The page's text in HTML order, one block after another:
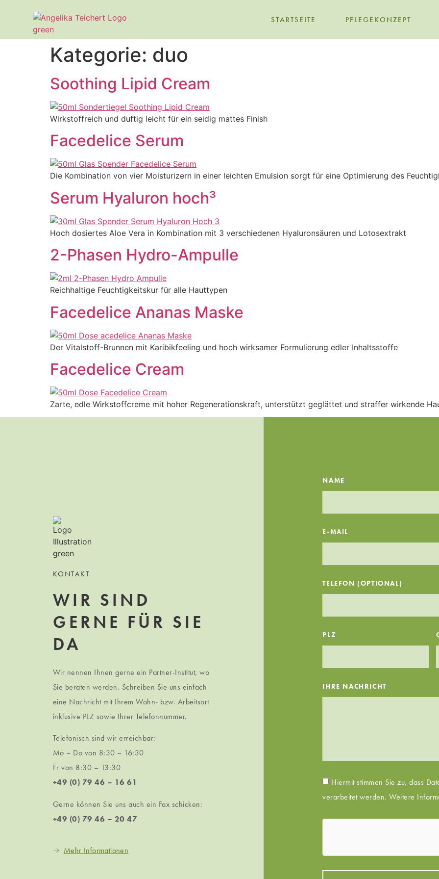
STARTSEITE PFLEGEKONZEPT
Kategorie: duo
Soothing Lipid Cream
Wirkstoffreich und duftig leicht für ein seidig mattes Finish
Facedelice Serum
Die Kombination von vier Moisturizern in einer leichten Emulsion sorgt für eine Optimierung des
Serum Hyaluron hoch³
Hoch dosiertes Aloe Vera in Kombination mit 3 verschiedenen Hyaluronsäuren und Lotosextrakt
2-Phasen Hydro-Ampulle
Reichhaltige Feuchtigkeitskur für alle Hauttypen
Facedelice Ananas Maske
Der Vitalstoff-Brunnen mit Karibikfeeling und hoch wirksamer Formulierung edler Inhaltsstoffe
Facedelice Cream
Zarte, edle Wirkstoffcreme mit hoher Regenerationskraft, unterstützt geglättet und straffer wirkende
KONTAKT
WIR SIND
GERNE FÜR SIE
DA
Wir nennen Ihnen gerne ein Partner-Institut, wo
Sie beraten werden. Schreiben Sie uns einfach
eine Nachricht mit Ihrem Wohn- bzw. Arbeitsort
inklusive PLZ sowie Ihrer Telefonnummer.
Telefonisch sind wir erreichbar:
Mo – Do von 8:30 – 16:30
Fr von 8:30 – 13:30
+49 (0) 79 46 – 16 61
Gerne können Sie uns auch ein Fax schicken:
+49 (0) 79 46 – 20 47
Mehr Informationen
NAME
E-MAIL
TELEFON (OPTIONAL)
PLZ
IHRE NACHRICHT
Hiermit stimmen Sie zu, dass
verarbeitet werden. Weitere